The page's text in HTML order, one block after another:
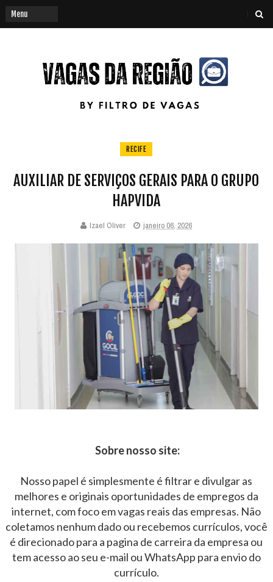
RECIFE
AUXILIAR DE SERVIÇOS GERAIS PARA O GRUPO
HAPVIDA
Izael Oliver janeiro 06, 2026
Sobre nosso site:
Nosso papel é simplesmente é filtrar e divulgar as
melhores e originais oportunidades de empregos da
internet, com foco em vagas reais das empresas. Não
coletamos nenhum dado ou recebemos currículos, você
é direcionado para a pagina de carreira da empresa ou
tem acesso ao seu e-mail ou WhatsApp para envio do
currículo.